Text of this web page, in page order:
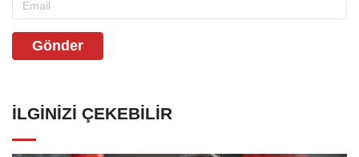
Gönder
İLGINIZI ÇEKEBILIR